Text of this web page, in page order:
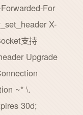
For
X-
支持
Upgrade
~* \.
30d;